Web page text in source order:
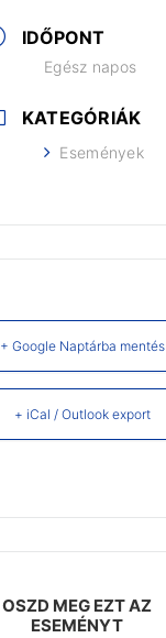
IDŐPONT
Egész napos
KATEGÓRIÁK
Események
+ Google Naptárba mentés
+ iCal / Outlook export
OSZD MEG EZT AZ
ESEMÉNYT